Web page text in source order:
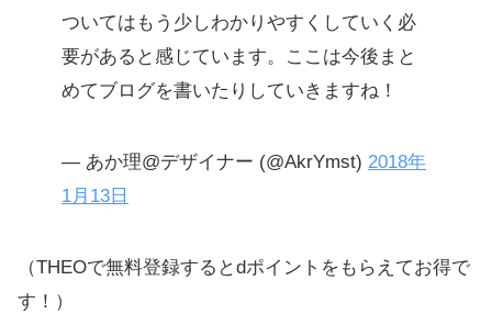
ついてはもう少しわかりやすくしていく必
要があると感じています。ここは今後まと
めてブログを書いたりしていきますね！
— あか理@デザイナー (@AkrYmst) 2018年
1月13日
（THEOで無料登録するとdポイントをもらえてお得で
す！）